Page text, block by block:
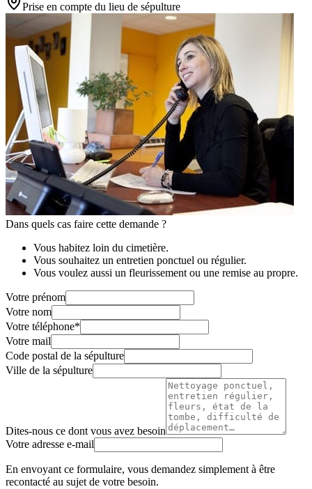
Prise en compte du lieu de sépulture
Dans quels cas faire cette demande ?
Vous habitez loin du cimetière.
Vous souhaitez un entretien ponctuel ou régulier.
Vous voulez aussi un fleurissement ou une remise au propre.
Votre prénom
Votre nom
Votre téléphone*
Votre mail
Code postal de la sépulture
Ville de la sépulture
Dites-nous ce dont vous avez besoin
Votre adresse e-mail
En envoyant ce formulaire, vous demandez simplement à être
recontacté au sujet de votre besoin.